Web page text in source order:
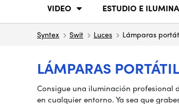
VIDEO ESTUDIO E
Syntex Swit Luces Lámparas
LÁMPARAS
Consigue una iluminación profesional
en cualquier entorno. Ya sea que